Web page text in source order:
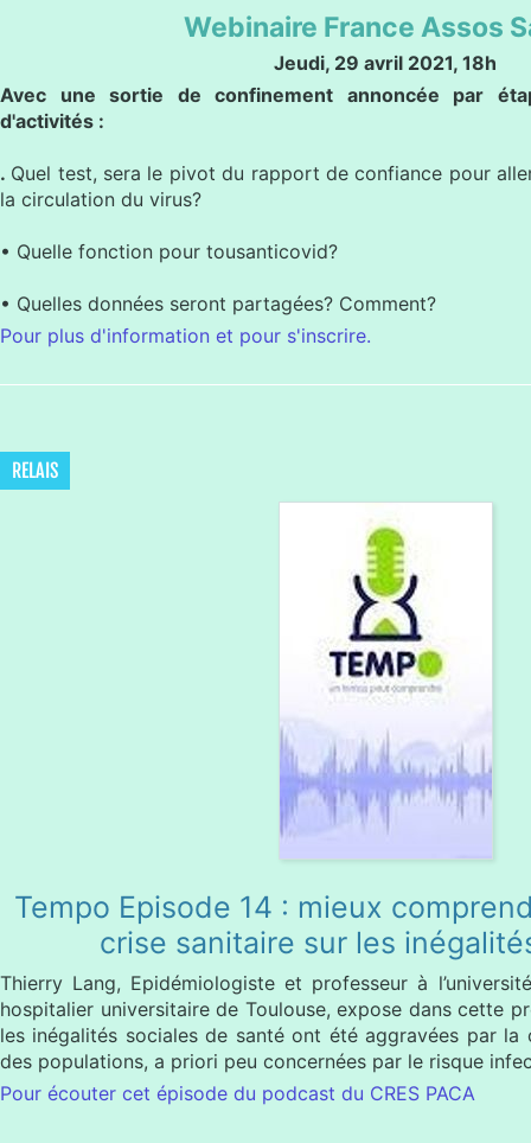
Webinaire France Assos
Jeudi, 29 avril 2021, 18h
Avec une sortie de confinement annoncée par
d'activités :
. Quel test, sera le pivot du rapport de confiance pour
la circulation du virus?
• Quelle fonction pour tousanticovid?
• Quelles données seront partagées? Comment?
Pour plus d'information et pour s'inscrire.
RELAIS
Tempo Episode 14 : mieux
crise sanitaire sur les
Thierry Lang, Epidémiologiste et professeur à
hospitalier universitaire de Toulouse, expose dans cette
les inégalités sociales de santé ont été aggravées par la
des populations, a priori peu concernées par le risque
Pour écouter cet épisode du podcast du CRES PACA